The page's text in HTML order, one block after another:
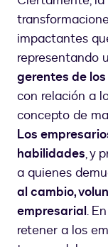
impactantes
representando
gerentes de
con relación a
concepto de
Los
habilidades, y
a quienes
al cambio,
empresarial.
retener a los